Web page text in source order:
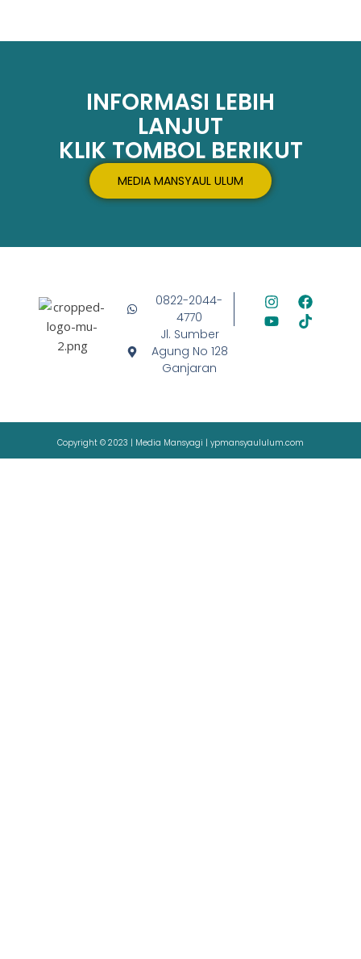
INFORMASI LEBIH
LANJUT
KLIK TOMBOL BERIKUT
MEDIA MANSYAUL ULUM
0822-2044-
4770
Jl. Sumber
Agung No 128
Ganjaran
Copyright © 2023 | Media Mansyagi | ypmansyaululum.com